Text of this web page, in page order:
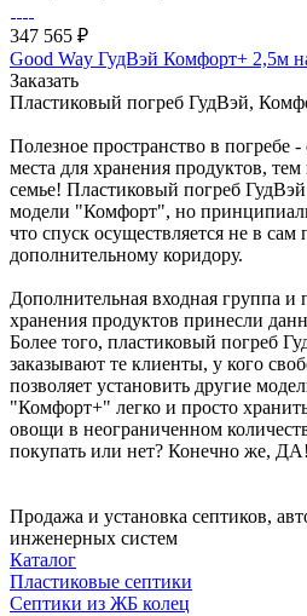
347 565 ₽
Good Way ГудВэй Комфорт+ 2,5м
Заказать
Пластиковый погреб ГудВэй,
Полезное пространство в погребе
места для хранения продуктов,
семье! Пластиковый погреб
модели "Комфорт", но
что спуск осуществляется не в сам
дополнительному коридору.
Дополнительная входная группа и
хранения продуктов принесли
Более того, пластиковый погреб
заказывают те клиенты, у кого
позволяет установить другие
"Комфорт+" легко и просто
овощи в неограниченном
покупать или нет? Конечно же, ДА!
Продажа и установка септиков,
инженерных систем
Каталог
Пластиковые септики
Септики из ЖБ колец